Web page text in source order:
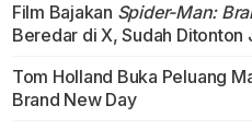
Film Bajakan Spider-Man:
Beredar di X, Sudah Ditonton
Tom Holland Buka Peluang
Brand New Day